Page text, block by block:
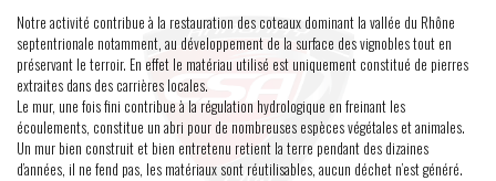
Notre activité contribue à la restauration des coteaux dominant la vallée du Rhône
septentrionale notamment, au développement de la surface des vignobles tout en
préservant le terroir. En effet le matériau utilisé est uniquement constitué de pierres
extraites dans des carrières locales.
Le mur, une fois fini contribue à la régulation hydrologique en freinant les
écoulements, constitue un abri pour de nombreuses espèces végétales et animales.
Un mur bien construit et bien entretenu retient la terre pendant des dizaines
d’années, il ne fend pas, les matériaux sont réutilisables, aucun déchet n’est généré.